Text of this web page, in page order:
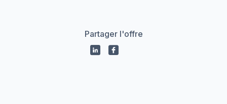
Partager l'offre